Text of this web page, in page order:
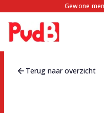
Gewone
Terug naar overzicht